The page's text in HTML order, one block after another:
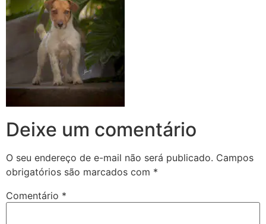
Deixe um comentário
O seu endereço de e-mail não será publicado. Campos
obrigatórios são marcados com *
Comentário *